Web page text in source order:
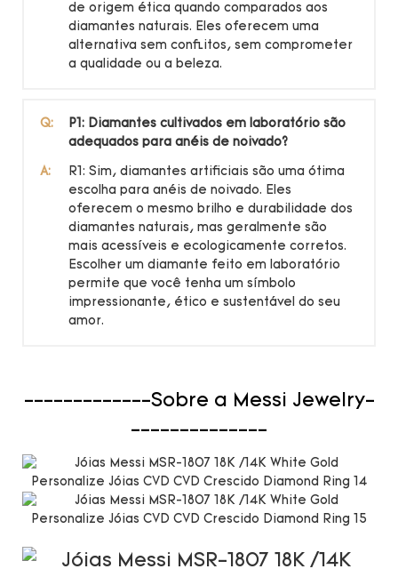
de origem ética quando comparados aos
diamantes naturais. Eles oferecem uma
alternativa sem conflitos, sem comprometer
a qualidade ou a beleza.
Q:
P1: Diamantes cultivados em laboratório são
adequados para anéis de noivado?
A:
R1: Sim, diamantes artificiais são uma ótima
escolha para anéis de noivado. Eles
oferecem o mesmo brilho e durabilidade dos
diamantes naturais, mas geralmente são
mais acessíveis e ecologicamente corretos.
Escolher um diamante feito em laboratório
permite que você tenha um símbolo
impressionante, ético e sustentável do seu
amor.
-------------Sobre a Messi Jewelry-
--------------